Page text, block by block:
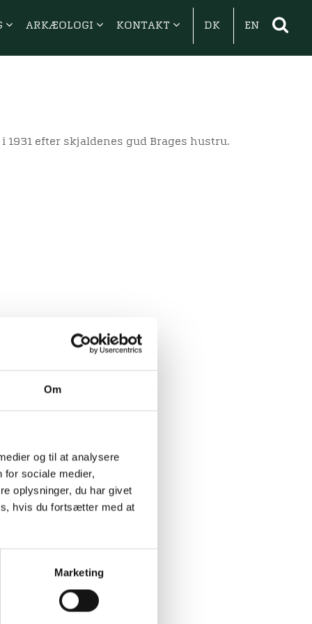
Om
og til at analysere
for sociale medier,
oplysninger, du har givet
hvis du fortsætter med at
Marketing
ARKÆOLOGI KONTAKT DK EN
efter skjaldenes gud Brages hustru.